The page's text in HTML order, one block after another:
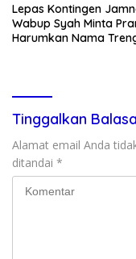
Lepas Kontingen
Wabup Syah Minta
Harumkan Nama
Tinggalkan
Alamat email Anda
ditandai *